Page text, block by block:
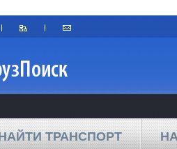
ТРАНСПОРТ